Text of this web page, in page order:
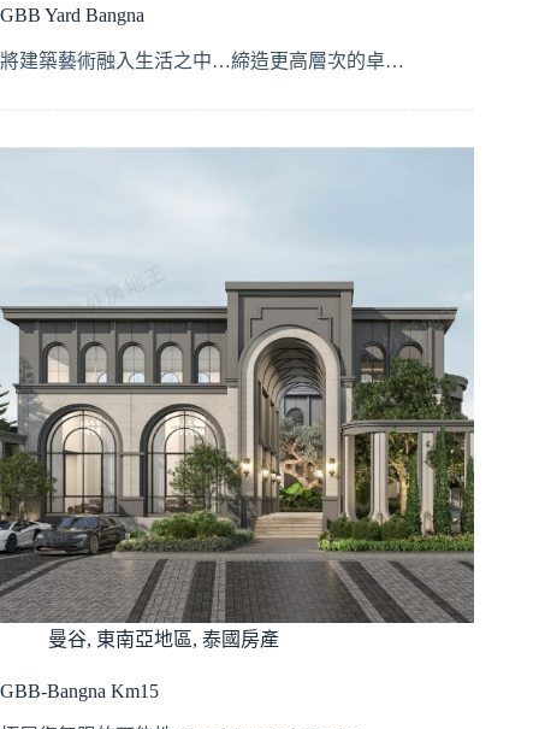
GBB Yard Bangna
將建築藝術融入生活之中…締造更高層次的卓…
曼谷, 東南亞地區, 泰國房產
GBB-Bangna Km15